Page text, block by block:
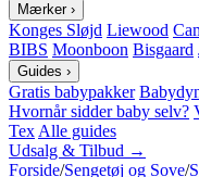
Mærker ›
Konges Sløjd Liewood
BIBS Moonboon Bisgaard
Guides ›
Gratis babypakker
Hvornår sidder baby selv?
Tex Alle guides
Udsalg & Tilbud →
Forside/Sengetøj og Sove/